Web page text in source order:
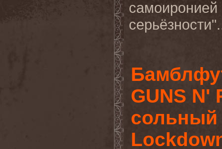
GUNS N'
сольный